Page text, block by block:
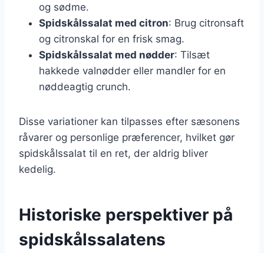
og sødme.
Spidskålssalat med citron: Brug citronsaft
og citronskal for en frisk smag.
Spidskålssalat med nødder: Tilsæt
hakkede valnødder eller mandler for en
nøddeagtig crunch.
Disse variationer kan tilpasses efter sæsonens
råvarer og personlige præferencer, hvilket gør
spidskålssalat til en ret, der aldrig bliver
kedelig.
Historiske perspektiver på
spidskålssalatens